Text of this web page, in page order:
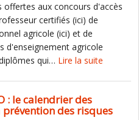
offertes aux concours d'accès
certifiés (ici) de
agricole (ici) et de
d'enseignement agricole
qui… Lire la suite
: le calendrier des
des risques